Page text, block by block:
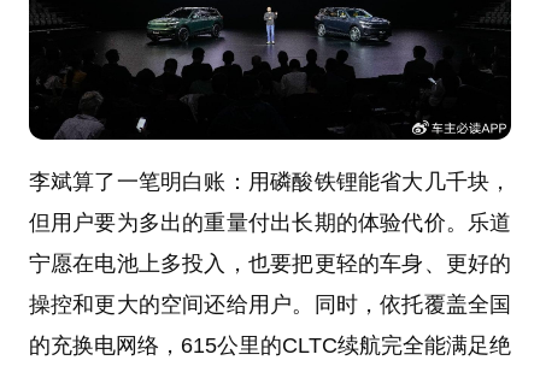
李斌算了一笔明白账：用磷酸铁锂能省大几千块，
但用户要为多出的重量付出长期的体验代价。乐道
宁愿在电池上多投入，也要把更轻的车身、更好的
操控和更大的空间还给用户。同时，依托覆盖全国
的充换电网络，615公里的CLTC续航完全能满足绝